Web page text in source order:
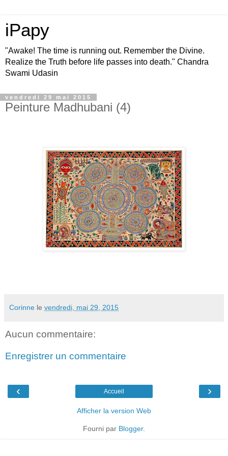
iPapy
"Awake! The time is running out. Remember the Divine.
Realize the Truth before life passes into death." Chandra
Swami Udasin
vendredi 29 mai 2015
Peinture Madhubani (4)
Corinne le vendredi, mai 29, 2015
Aucun commentaire:
Enregistrer un commentaire
‹ ›
Accueil
Afficher la version Web
Fourni par Blogger.